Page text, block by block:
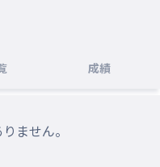
成績
ません。